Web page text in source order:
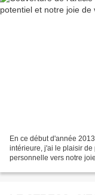
En ce début d'année
intérieure, j'ai le plaisir
personnelle vers notre